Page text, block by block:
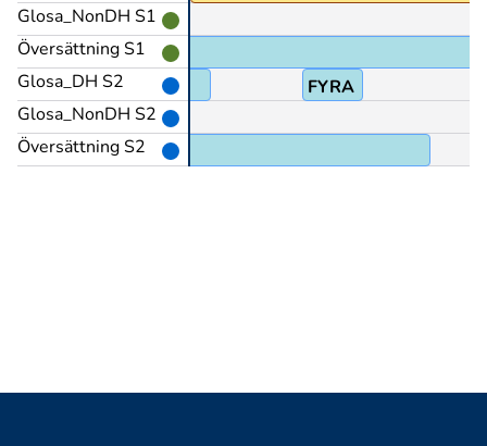
Glosa_NonDH S1
Översättning S1
Glosa_DH S2
Glosa_NonDH S2
Översättning S2
TRE FYRA